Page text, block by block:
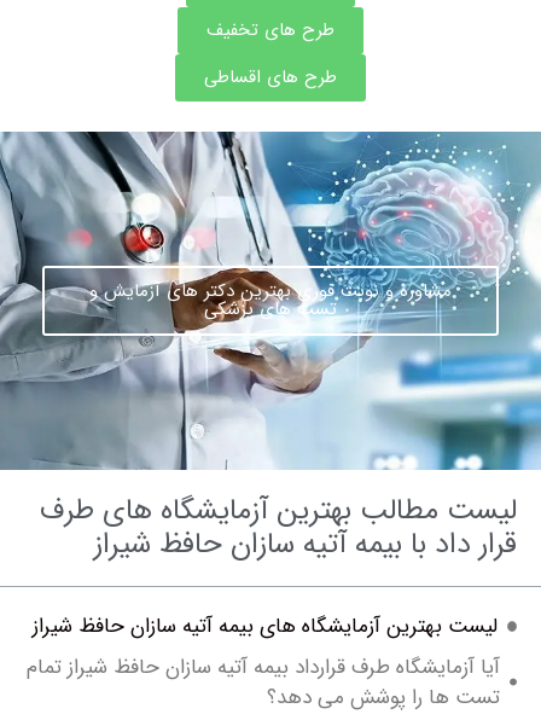
طرح های تخفیف
طرح های اقساطی
مشاوره و نوبت فوری بهترین دکتر های آزمایش و
تست های پزشکی
مطالب بهترین آزمایشگاه های طرف
داد با بیمه آتیه سازان حافظ شیراز
بهترین آزمایشگاه های بیمه آتیه سازان حافظ شیراز
آزمایشگاه طرف قرارداد بیمه آتیه سازان حافظ شیراز تمام
ها را پوشش می دهد؟